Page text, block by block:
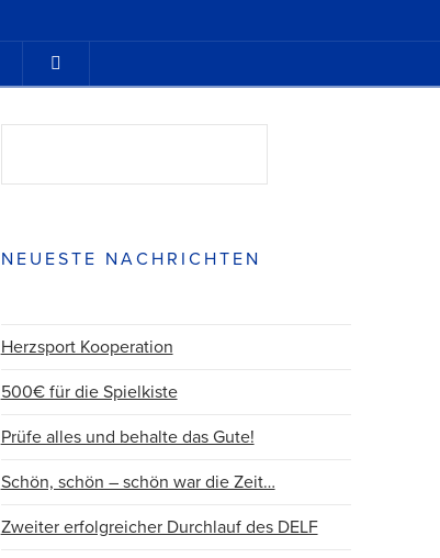
NEUESTE NACHRICHTEN
Herzsport Kooperation
500€ für die Spielkiste
Prüfe alles und behalte das Gute!
Schön, schön – schön war die Zeit…
Zweiter erfolgreicher Durchlauf des DELF